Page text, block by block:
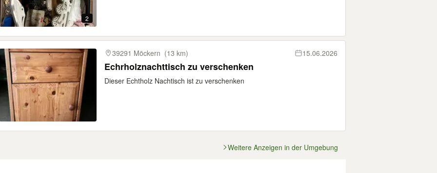
2
39291 Möckern (13 km) 15.06.2026
Echrholznachttisch zu verschenken
Dieser Echtholz Nachtisch ist zu verschenken
Weitere Anzeigen in der Umgebung